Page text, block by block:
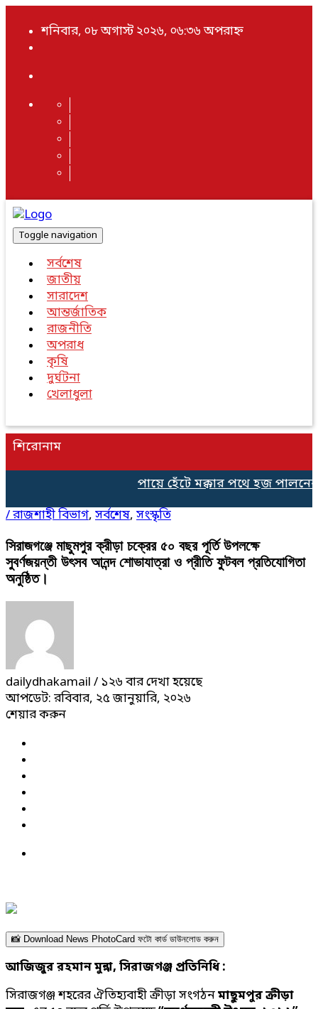
শনিবার, ০৮ অগাস্ট ২০২৬, ০৬:৩৬ অপরাহ্ন
Toggle navigation
সর্বশেষ
জাতীয়
সারাদেশ
আন্তর্জাতিক
রাজনীতি
অপরাধ
কৃষি
দুর্ঘটনা
খেলাধুলা
শিরোনাম
পায়ে হেঁটে মক্কার পথে হজ
/রাজশাহী বিভাগ, সর্বশেষ, সংস্কৃতি
সিরাজগঞ্জে মাছুমপুর ক্রীড়া চক্রের ৫০ বছর পূর্তি উপলক্ষে
সুবর্ণজয়ন্তী উৎসব আনন্দ শোভাযাত্রা ও প্রীতি ফুটবল প্রতিযোগিতা
অনুষ্ঠিত।
dailydhakamail / ১২৬ বার দেখা হয়েছে
আপডেট: রবিবার, ২৫ জানুয়ারি, ২০২৬
শেয়ার করুন
📸 Download News PhotoCard ফটো কার্ড ডাউনলোড করুন
আজিজুর রহমান মুন্না, সিরাজগঞ্জ প্রতিনিধি :
সিরাজগঞ্জ শহরের ঐতিহ্যবাহী ক্রীড়া সংগঠনমাছুমপুর ক্রীড়া